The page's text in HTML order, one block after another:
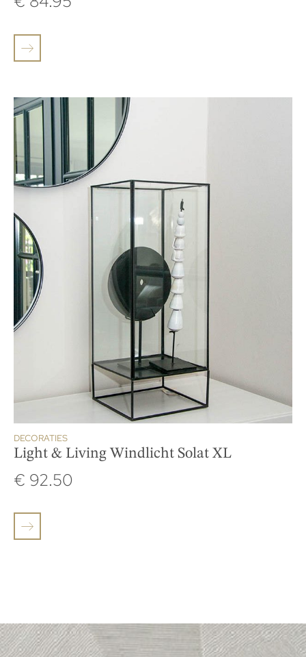
DECORATIES
Light & Living Windlicht Solat XL
€ 92.50